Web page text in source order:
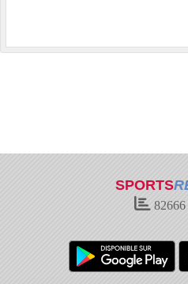
SPORTS
82666